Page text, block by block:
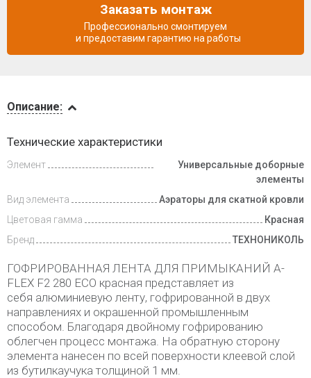
и оплата
Описание:
Технические характеристики
Элемент
Универсальные доборные
элементы
Вид элемента
Аэраторы для скатной кровли
Цветовая гамма
Красная
Бренд
ТЕХНОНИКОЛЬ
ГОФРИРОВАННАЯ ЛЕНТА ДЛЯ ПРИМЫКАНИЙ A-
FLEX F2 280 ECO красная представляет из
себя алюминиевую ленту, гофрированной в двух
направлениях и окрашенной промышленным
способом. Благодаря двойному гофрированию
облегчен процесс монтажа. На обратную сторону
элемента нанесен по всей поверхности клеевой слой
из бутилкаучука толщиной 1 мм.
Заказать монтаж
Профессионально смонтируем
и предоставим гарантию на работы